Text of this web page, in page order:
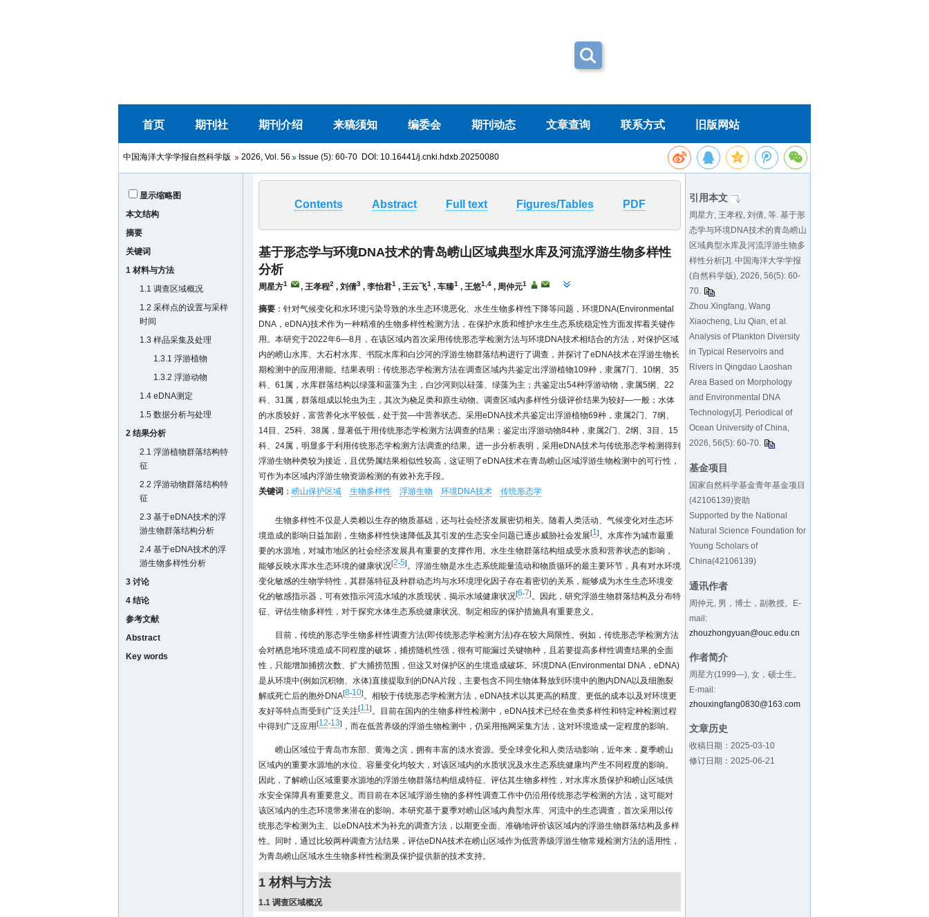
中国海洋大学学报自然科学版 2026, Vol. 56 Issue (5): 60-70 DOI: 10.16441/j.cnki.hdxb.20250080
显示缩略图
本文结构
摘要
关键词
1 材料与方法
1.1 调查区域概况
1.2 采样点的设置与采样
时间
1.3 样品采集及处理
1.3.1 浮游植物
1.3.2 浮游动物
1.4 eDNA测定
1.5 数据分析与处理
2 结果分析
2.1 浮游植物群落结构特
征
2.2 浮游动物群落结构特
征
2.3 基于eDNA技术的浮
游生物群落结构分析
2.4 基于eDNA技术的浮
游生物多样性分析
3 讨论
4 结论
参考文献
Abstract
Key words
引用本文
周星方, 王孝程, 刘倩, 等. 基于形
态学与环境DNA技术的青岛崂山
区域典型水库及河流浮游生物多
样性分析[J]. 中国海洋大学学报
(自然科学版), 2026, 56(5): 60-
70.
Zhou Xingfang, Wang
Xiaocheng, Liu Qian, et al.
Analysis of Plankton Diversity
in Typical Reservoirs and
Rivers in Qingdao Laoshan
Area Based on Morphology
and Environmental DNA
Technology[J]. Periodical of
Ocean University of China,
2026, 56(5): 60-70.
基金项目
国家自然科学基金青年基金项目
(42106139)资助
Supported by the National
Natural Science Foundation for
Young Scholars of
China(42106139)
通讯作者
周仲元, 男，博士，副教授。E-
mail:
zhouzhongyuan@ouc.edu.cn
作者简介
周星方(1999—), 女，硕士生。
E-mail:
zhouxingfang0830@163.com
文章历史
收稿日期：2025-03-10
修订日期：2025-06-21
Contents Abstract Full text Figures/Tables PDF
基于形态学与环境DNA技术的青岛崂山区域典型水库及河流浮游生物多样性
分析
周星方1 , 王孝程2 , 刘倩3 , 李怡君1 , 王云飞1 , 车臻1 , 王悠1,4 , 周仲元1
摘要 ：针对气候变化和水环境污染导致的水生态环境恶化、水生生物多样性下降等问题，环境DNA(Environmental
DNA，eDNA)技术作为一种精准的生物多样性检测方法，在保护水质和维护水生生态系统稳定性方面发挥着关键作
用。本研究于2022年6—8月，在该区域内首次采用传统形态学检测方法与环境DNA技术相结合的方法，对保护区域
内的崂山水库、大石村水库、书院水库和白沙河的浮游生物群落结构进行了调查，并探讨了eDNA技术在浮游生物长
期检测中的应用潜能。结果表明：传统形态学检测方法在调查区域内共鉴定出浮游植物109种，隶属7门、10纲、35
科、61属，水库群落结构以绿藻和蓝藻为主，白沙河则以硅藻、绿藻为主；共鉴定出54种浮游动物，隶属5纲、22
科、31属，群落组成以轮虫为主，其次为桡足类和原生动物。调查区域内多样性分级评价结果为较好—一般；水体
的水质较好，富营养化水平较低，处于贫—中营养状态。采用eDNA技术共鉴定出浮游植物69种，隶属2门、7纲、
14目、25科、38属，显著低于用传统形态学检测方法调查的结果；鉴定出浮游动物84种，隶属2门、2纲、3目、15
科、24属，明显多于利用传统形态学检测方法调查的结果。进一步分析表明，采用eDNA技术与传统形态学检测得到
浮游生物种类较为接近，且优势属结果相似性较高，这证明了eDNA技术在青岛崂山区域浮游生物检测中的可行性，
可作为本区域内浮游生物资源检测的有效补充手段。
关键词 ： 崂山保护区域 生物多样性 浮游生物 环境DNA技术 传统形态学
生物多样性不仅是人类赖以生存的物质基础，还与社会经济发展密切相关。随着人类活动、气候变化对生态环
境造成的影响日益加剧，生物多样性快速降低及其引发的生态安全问题已逐步威胁社会发展[1]。水库作为城市最重
要的水源地，对城市地区的社会经济发展具有重要的支撑作用。水生生物群落结构组成受水质和营养状态的影响，
能够反映水库水生态环境的健康状况[2-5]。浮游生物是水生态系统能量流动和物质循环的最主要环节，具有对水环境
变化敏感的生物学特性，其群落特征及种群动态均与水环境理化因子存在着密切的关系，能够成为水生生态环境变
化的敏感指示器，可有效指示河流水域的水质现状，揭示水域健康状况[6-7]。因此，研究浮游生物群落结构及分布特
征、评估生物多样性，对于探究水体生态系统健康状况、制定相应的保护措施具有重要意义。
目前，传统的形态学生物多样性调查方法(即传统形态学检测方法)存在较大局限性。例如，传统形态学检测方法
会对栖息地环境造成不同程度的破坏，捕捞随机性强，很有可能漏过关键物种，且若要提高多样性调查结果的全面
性，只能增加捕捞次数、扩大捕捞范围，但这又对保护区的生境造成破坏。环境DNA (Environmental DNA，eDNA)
是从环境中(例如沉积物、水体)直接提取到的DNA片段，主要包含不同生物体释放到环境中的胞内DNA以及细胞裂
解或死亡后的胞外DNA[8-10]。相较于传统形态学检测方法，eDNA技术以其更高的精度、更低的成本以及对环境更
友好等特点而受到广泛关注[11]。目前在国内的生物多样性检测中，eDNA技术已经在鱼类多样性和特定种检测过程
中得到广泛应用[12-13] ，而在低营养级的浮游生物检测中，仍采用拖网采集方法，这对环境造成一定程度的影响。
崂山区域位于青岛市东部、黄海之滨，拥有丰富的淡水资源。受全球变化和人类活动影响，近年来，夏季崂山
区域内的重要水源地的水位、容量变化均较大，对该区域内的水质状况及水生态系统健康均产生不同程度的影响。
因此，了解崂山区域重要水源地的浮游生物群落结构组成特征、评估其生物多样性，对水库水质保护和崂山区域供
水安全保障具有重要意义。而目前在本区域浮游生物的多样性调查工作中仍沿用传统形态学检测的方法，这可能对
该区域内的生态环境带来潜在的影响。本研究基于夏季对崂山区域内典型水库、河流中的生态调查，首次采用以传
统形态学检测为主、以eDNA技术为补充的调查方法，以期更全面、准确地评价该区域内的浮游生物群落结构及多样
性。同时，通过比较两种调查方法结果，评估eDNA技术在崂山区域作为低营养级浮游生物常规检测方法的适用性，
为青岛崂山区域水生生物多样性检测及保护提供新的技术支持。
1 材料与方法
1.1 调查区域概况